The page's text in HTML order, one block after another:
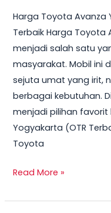
Harga Toyota Avanza
Terbaik Harga Toyota
menjadi salah satu
masyarakat. Mobil ini
sejuta umat yang irit,
berbagai kebutuhan.
menjadi pilihan favorit
Yogyakarta (OTR
Toyota
Read More »